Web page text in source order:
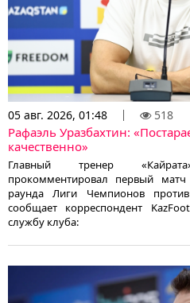
05 авг. 2026, 01:48 518
Рафаэль Уразбахтин:
качественно»
Главный тренер
прокомментировал первый матч
раунда Лиги Чемпионов
сообщает корреспондент
службу клуба: